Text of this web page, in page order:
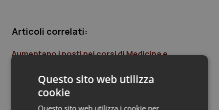
Sicilia
Umbria
Neuroscienze & patologie neurodegenerative
Oftalmologia
Articoli correlati:
Aumentano i posti nei corsi di Medicina e
Coletto “Scelta in linea con richiesta Regioni”
27 Giugno 2019
© Riproduzione riservata
Questo sito web utilizza
cookie
Questo sito web utilizza i cookie per